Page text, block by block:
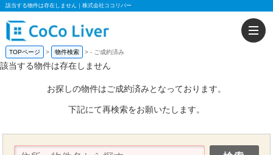
該当する物件は存在しません｜株式会社ココリバー
TOPページ 物件検索 - ご成約済み
該当する物件は存在しません
お探しの物件はご成約済みとなっております。
下記にて再検索をお願いたします。